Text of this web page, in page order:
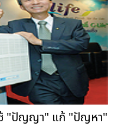
ช้ "ปัญญา" แก้ "ปัญหา"